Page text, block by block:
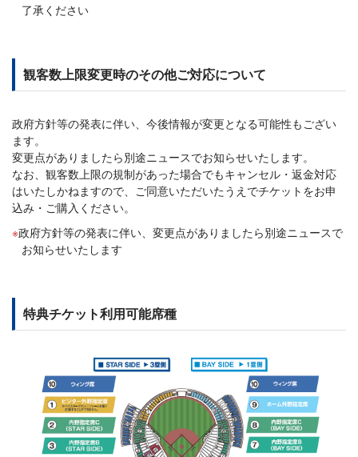
了承ください
観客数上限変更時のその他ご対応について
政府方針等の発表に伴い、今後情報が変更となる可能性もござい
ます。
変更点がありましたら別途ニュースでお知らせいたします。
なお、観客数上限の規制があった場合でもキャンセル・返金対応
はいたしかねますので、ご同意いただいたうえでチケットをお申
込み・ご購入ください。
政府方針等の発表に伴い、変更点がありましたら別途ニュースで
お知らせいたします
特典チケット利用可能席種